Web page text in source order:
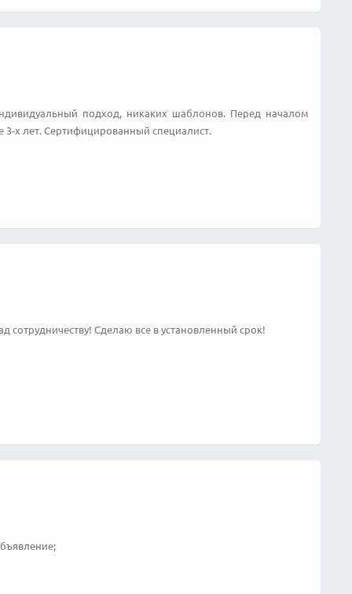
подход, никаких шаблонов. Перед началом
х лет. Сертифицированный специалист.
сотрудничеству! Сделаю все в установленный срок!